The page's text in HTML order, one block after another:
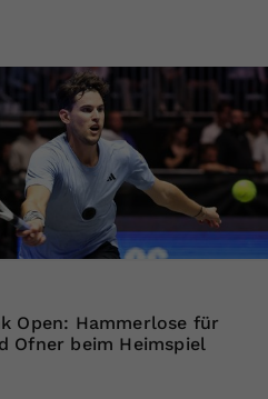
Open: Hammerlose für
Ofner beim Heimspiel